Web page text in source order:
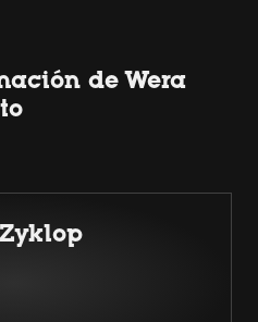
de Wera